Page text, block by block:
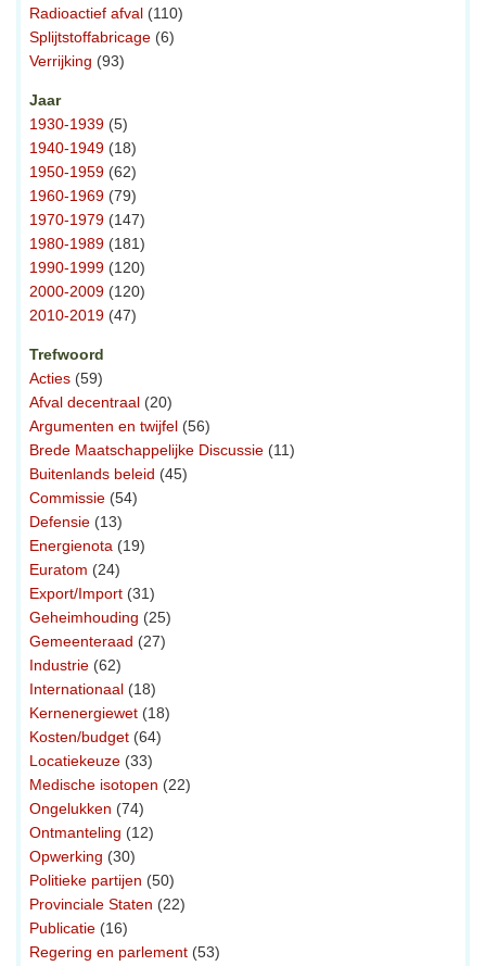
Radioactief afval (110)
Splijtstoffabricage (6)
Verrijking (93)
Jaar
1930-1939 (5)
1940-1949 (18)
1950-1959 (62)
1960-1969 (79)
1970-1979 (147)
1980-1989 (181)
1990-1999 (120)
2000-2009 (120)
2010-2019 (47)
Trefwoord
Acties (59)
Afval decentraal (20)
Argumenten en twijfel (56)
Brede Maatschappelijke Discussie (11)
Buitenlands beleid (45)
Commissie (54)
Defensie (13)
Energienota (19)
Euratom (24)
Export/Import (31)
Geheimhouding (25)
Gemeenteraad (27)
Industrie (62)
Internationaal (18)
Kernenergiewet (18)
Kosten/budget (64)
Locatiekeuze (33)
Medische isotopen (22)
Ongelukken (74)
Ontmanteling (12)
Opwerking (30)
Politieke partijen (50)
Provinciale Staten (22)
Publicatie (16)
Regering en parlement (53)